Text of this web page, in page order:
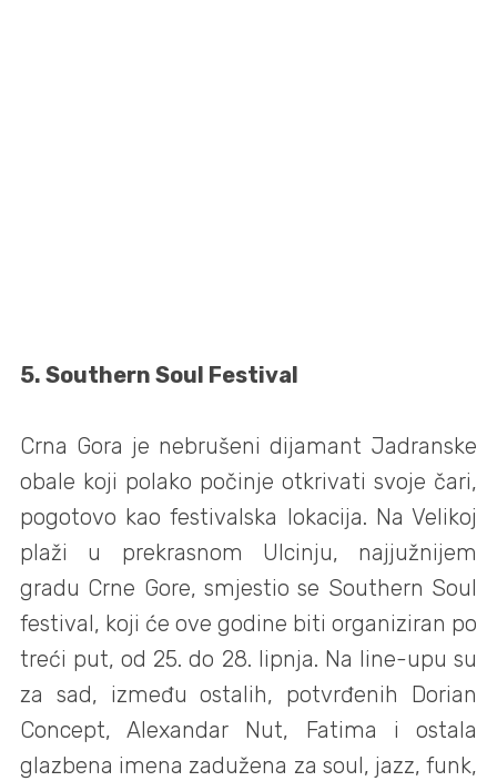
5. Southern Soul Festival
Crna Gora je nebrušeni dijamant Jadranske
obale koji polako počinje otkrivati svoje čari,
pogotovo kao festivalska lokacija. Na Velikoj
plaži u prekrasnom Ulcinju, najjužnijem
gradu Crne Gore, smjestio se Southern Soul
festival, koji će ove godine biti organiziran po
treći put, od 25. do 28. lipnja. Na line-upu su
za sad, između ostalih, potvrđenih Dorian
Concept, Alexandar Nut, Fatima i ostala
glazbena imena zadužena za soul, jazz, funk,